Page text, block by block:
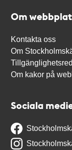
Om
Kontakta oss
Om
Om kakor på
Sociala